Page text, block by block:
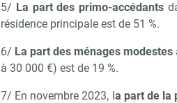
5/ La part des primo-accédants
résidence principale est de 51 %.
6/ La part des ménages modestes
à 30 000 €) est de 19 %.
7/ En novembre 2023, la part de la